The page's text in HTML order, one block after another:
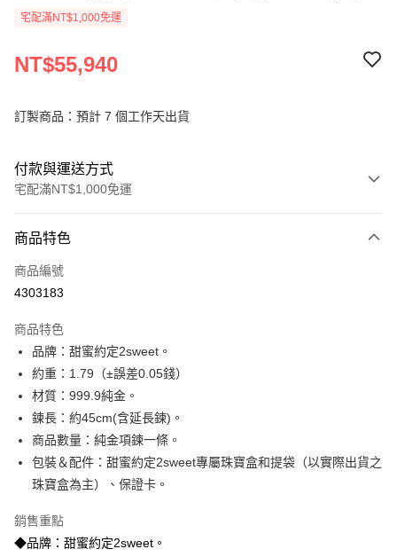
宅配滿NT$1,000免運
NT$55,940
訂製商品：預計 7 個工作天出貨
付款與運送方式
宅配滿NT$1,000免運
信用卡一次付款
信用卡分期付款
合作金庫商業銀行
華南商業銀行
上海商業儲蓄銀行
國泰世華商業銀行
臺灣中小企業銀行
匯豐（台灣）商業銀行
聯邦商業銀行
元大商業銀行
永豐商業銀行
玉山商業銀行
台灣樂天信用卡公司
6 期 0 利率 每期
華南商業銀行
上海商業儲蓄銀行
國泰世華商業銀行
臺灣中小企業銀行
匯豐（台灣）商業銀行
華泰商業銀行
聯邦商業銀行
元大商業銀行
玉山商業銀行
台灣樂天信用卡公司
LINE Pay
Apple Pay
街口支付
悠遊付
運送方式
商品特色
商品編號
4303183
商品特色
品牌：甜蜜約定2sweet。
約重：1.79（±誤差0.05錢）
材質：999.9純金。
鍊長：約45cm(含延長鍊)。
商品數量：純金項鍊一條。
包裝＆配件：甜蜜約定2sweet專屬珠寶盒和提袋（以實際出貨之
珠寶盒為主）、保證卡。
銷售重點
◆品牌：甜蜜約定2sweet。